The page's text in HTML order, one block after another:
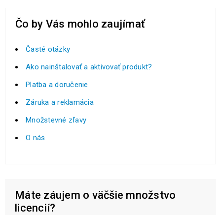
Čo by Vás mohlo zaujímať
Časté otázky
Ako nainštalovať a aktivovať produkt?
Platba a doručenie
Záruka a reklamácia
Množstevné zľavy
O nás
Máte záujem o väčšie množstvo
licencií?